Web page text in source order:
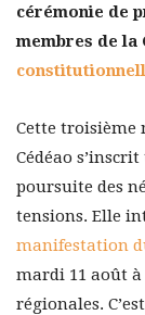
cérémonie de
membres de la
Cette troisième
Cédéao
poursuite des
tensions. Elle
manifestation
mardi 11 août à
régionales.